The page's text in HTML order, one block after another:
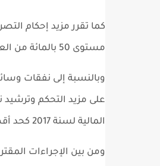
كما تقرر مزيد إحكام
مستوى 50 بالمائة من العدد المضبوط علاوة على التحكم وترشيد منحة الإنتاج المسندة وربطها فعليا بالأداء.
وبالنسبة إلى نفقات
على مزيد التحكم وترشيد
المالية لسنة 2017 كحد أقصى.
ومن بين الإجراءات